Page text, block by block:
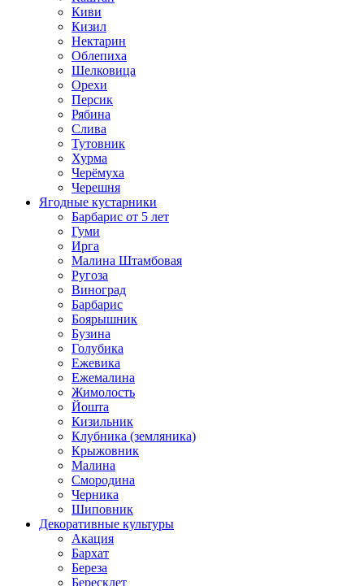
Киви
Кизил
Нектарин
Облепиха
Шелковица
Орехи
Персик
Рябина
Слива
Тутовник
Хурма
Черёмуха
Черешня
Ягодные кустарники
Барбарис от 5 лет
Гуми
Ирга
Малина Штамбовая
Ругоза
Виноград
Барбарис
Боярышник
Бузина
Голубика
Ежевика
Ежемалина
Жимолость
Йошта
Кизильник
Клубника (земляника)
Крыжовник
Малина
Смородина
Черника
Шиповник
Декоративные культуры
Акация
Бархат
Береза
Бересклет